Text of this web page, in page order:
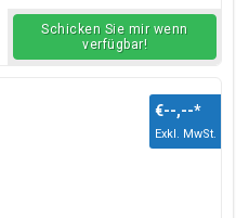
Schicken Sie mir wenn
verfügbar!
€--,--*
Exkl. MwSt.